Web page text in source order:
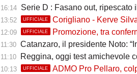
16:14 Serie D : Fasano out, ripescato
13:52 UFFICIALE Corigliano - Kerve
12:09 UFFICIALE Promozione, tra conferme e
11:30 Catanzaro, il presidente Noto:
11:10 Reggina, oggi test amichevole
10:13 UFFICIALE ADMO Pro Pellaro, colpo dalla